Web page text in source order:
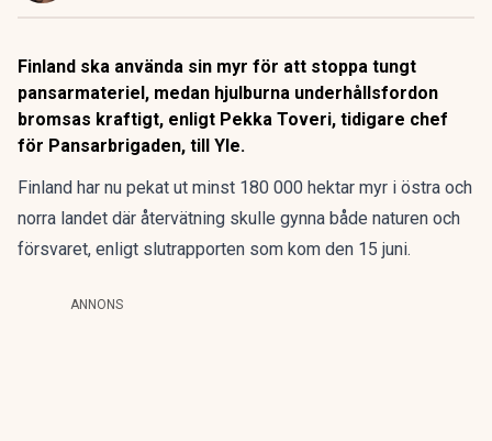
Finland ska använda sin myr för att stoppa tungt
pansarmateriel, medan hjulburna underhållsfordon
bromsas kraftigt, enligt Pekka Toveri, tidigare chef
för Pansarbrigaden, till Yle.
Finland har nu pekat ut minst 180 000 hektar myr i östra och
norra landet där återvätning skulle gynna både naturen och
försvaret, enligt slutrapporten som kom den 15 juni.
ANNONS